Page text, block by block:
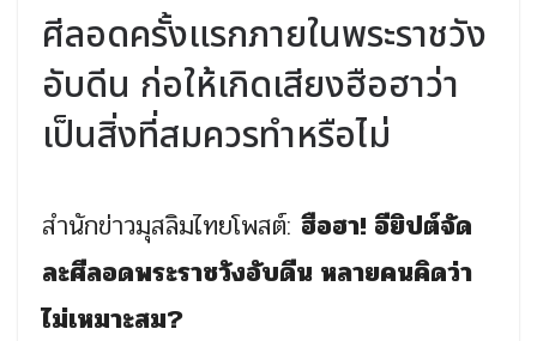
ศีลอดครั้งแรกภายในพระราชวัง
อับดีน ก่อให้เกิดเสียงฮือฮาว่า
เป็นสิ่งที่สมควรทำหรือไม่
สำนักข่าวมุสลิมไทยโพสต์: ฮือฮา! อียิปต์จัด
ละศีลอดพระราชวังอับดีน หลายคนคิดว่า
ไม่เหมาะสม?